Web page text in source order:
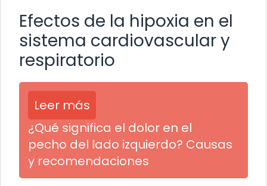
Efectos de la hipoxia en el
sistema cardiovascular y
respiratorio
Leer más
¿Qué significa el dolor en el
pecho del lado izquierdo? Causas
y recomendaciones